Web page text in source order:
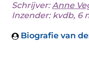
Schrijver:Anne
Inzender: kvdb, 6
Biografie van